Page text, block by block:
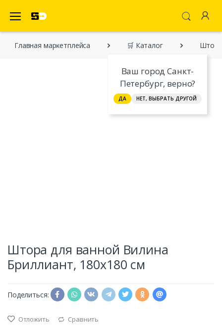
Ваш город Санкт-
Петербург, верно?
ДА НЕТ, ВЫБРАТЬ ДРУГОЙ
Главная марĸетплейса 🛒 Каталог
Штора для ванной Вилина
Бриллиант, 180х180 см
Поделиться:
Отложить Сравнить